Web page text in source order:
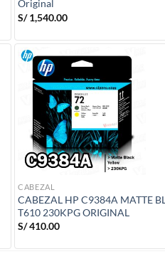
Original
S/1,540.00
CABEZAL
CABEZAL HP C9384A MATTE
T610 230KPG ORIGINAL
S/410.00